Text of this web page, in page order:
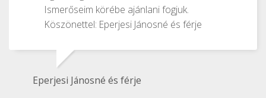
Ismerőseim körébe ajánlani fogjuk.
Köszönettel: Eperjesi Jánosné és férje
Eperjesi Jánosné és férje